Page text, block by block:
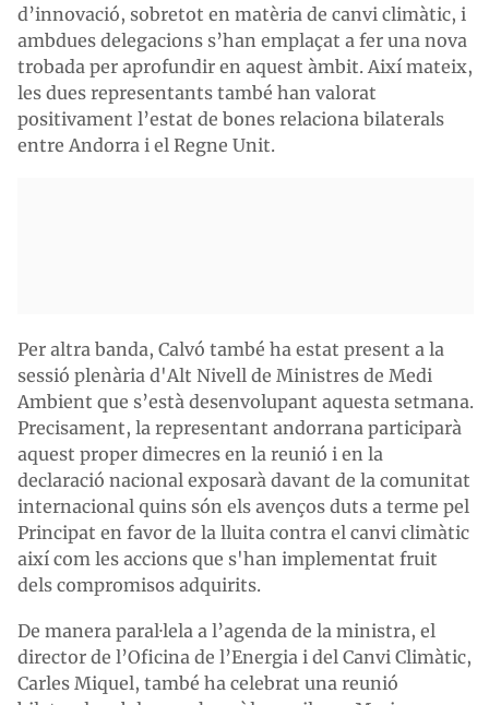
d’innovació, sobretot en matèria de canvi climàtic, i
ambdues delegacions s’han emplaçat a fer una nova
trobada per aprofundir en aquest àmbit. Així mateix,
les dues representants també han valorat
positivament l’estat de bones relaciona bilaterals
entre Andorra i el Regne Unit.
Per altra banda, Calvó també ha estat present a la
sessió plenària d'Alt Nivell de Ministres de Medi
Ambient que s’està desenvolupant aquesta setmana.
Precisament, la representant andorrana participarà
aquest proper dimecres en la reunió i en la
declaració nacional exposarà davant de la comunitat
internacional quins són els avenços duts a terme pel
Principat en favor de la lluita contra el canvi climàtic
així com les accions que s'han implementat fruit
dels compromisos adquirits.
De manera paral·lela a l’agenda de la ministra, el
director de l’Oficina de l’Energia i del Canvi Climàtic,
Carles Miquel, també ha celebrat una reunió